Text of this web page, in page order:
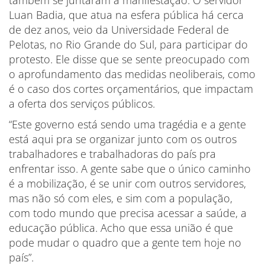
Luan Badia, que atua na esfera pública há cerca
de dez anos, veio da Universidade Federal de
Pelotas, no Rio Grande do Sul, para participar do
protesto. Ele disse que se sente preocupado com
o aprofundamento das medidas neoliberais, como
é o caso dos cortes orçamentários, que impactam
a oferta dos serviços públicos.
“Este governo está sendo uma tragédia e a gente
está aqui pra se organizar junto com os outros
trabalhadores e trabalhadoras do país pra
enfrentar isso. A gente sabe que o único caminho
é a mobilização, é se unir com outros servidores,
mas não só com eles, e sim com a população,
com todo mundo que precisa acessar a saúde, a
educação pública. Acho que essa união é que
pode mudar o quadro que a gente tem hoje no
país”.